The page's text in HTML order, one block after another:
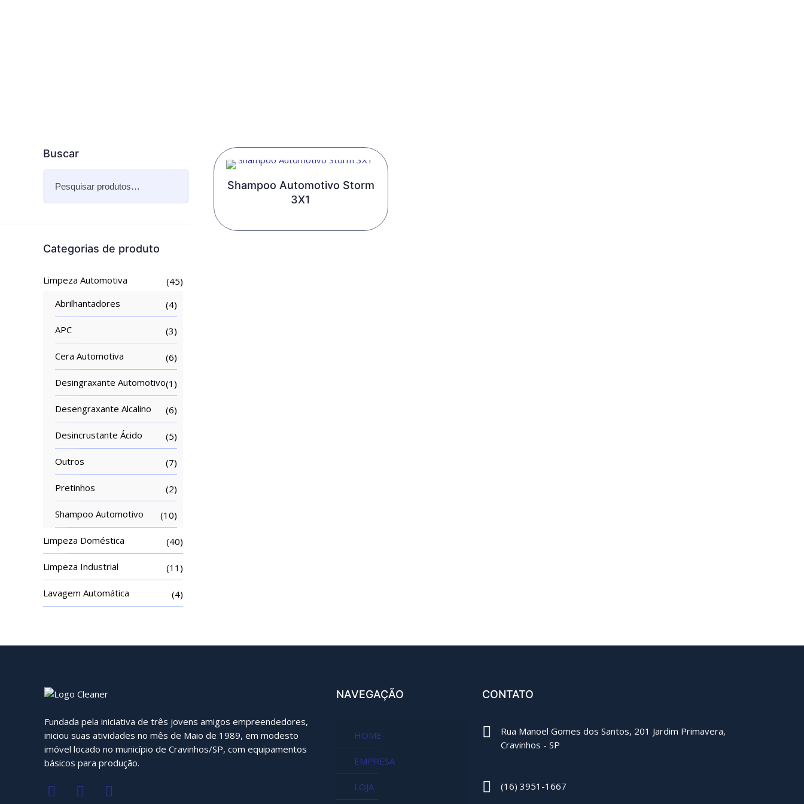
Shampoo Automotivo Storm
3X1
Buscar
Categorias de produto
Limpeza Automotiva
(45)
Abrilhantadores
(4)
APC (3)
Cera Automotiva (6)
Desingraxante Automotivo(1)
Desengraxante Alcalino (6)
Desincrustante Ácido (5)
Outros (7)
Pretinhos (2)
Shampoo Automotivo (10)
Limpeza Doméstica (40)
Limpeza Industrial (11)
Lavagem Automática (4)
Fundada pela iniciativa de três jovens amigos empreendedores,
iniciou suas atividades no mês de Maio de 1989, em modesto
imóvel locado no município de Cravinhos/SP, com equipamentos
básicos para produção.
NAVEGAÇÃO
HOME
EMPRESA
LOJA
CONTATO
Rua Manoel Gomes dos Santos, 201 Jardim Primavera,
Cravinhos - SP
(16) 3951-1667